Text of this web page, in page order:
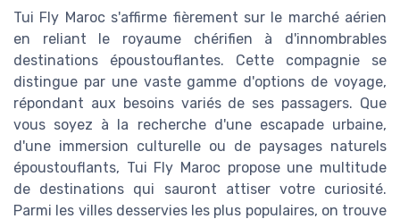
Tui Fly Maroc s'affirme fièrement sur le marché aérien
en reliant le royaume chérifien à d'innombrables
destinations époustouflantes. Cette compagnie se
distingue par une vaste gamme d'options de voyage,
répondant aux besoins variés de ses passagers. Que
vous soyez à la recherche d'une escapade urbaine,
d'une immersion culturelle ou de paysages naturels
époustouflants, Tui Fly Maroc propose une multitude
de destinations qui sauront attiser votre curiosité.
Parmi les villes desservies les plus populaires, on trouve